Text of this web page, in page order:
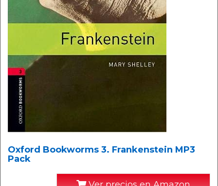
Oxford Bookworms 3. Frankenstein MP3
Pack